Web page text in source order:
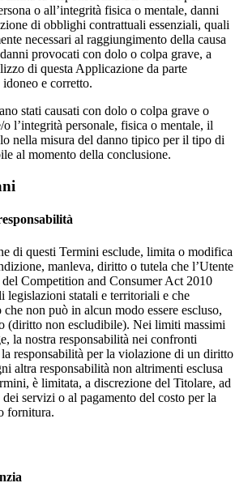
o all’integrità fisica o mentale, danni
di obblighi contrattuali essenziali, quali
necessari al raggiungimento della causa
provocati con dolo o colpa grave, a
di questa Applicazione da parte
idoneo e corretto.
stati causati con dolo o colpa grave o
l’integrità personale, fisica o mentale, il
nella misura del danno tipico per il tipo di
al momento della conclusione.
di questi Termini esclude, limita o modifica
manleva, diritto o tutela che l’Utente
del Competition and Consumer Act 2010
legislazioni statali e territoriali e che
non può in alcun modo essere escluso,
(diritto non escludibile). Nei limiti massimi
la nostra responsabilità nei confronti
responsabilità per la violazione di un diritto
altra responsabilità non altrimenti esclusa
è limitata, a discrezione del Titolare, ad
servizi o al pagamento del costo per la
fornitura.